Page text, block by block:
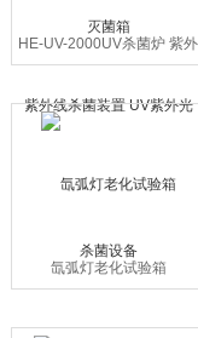
HE-UV-2000UV杀菌炉 紫外
线杀菌装置 UV紫外光杀菌
氙弧灯老化试验箱